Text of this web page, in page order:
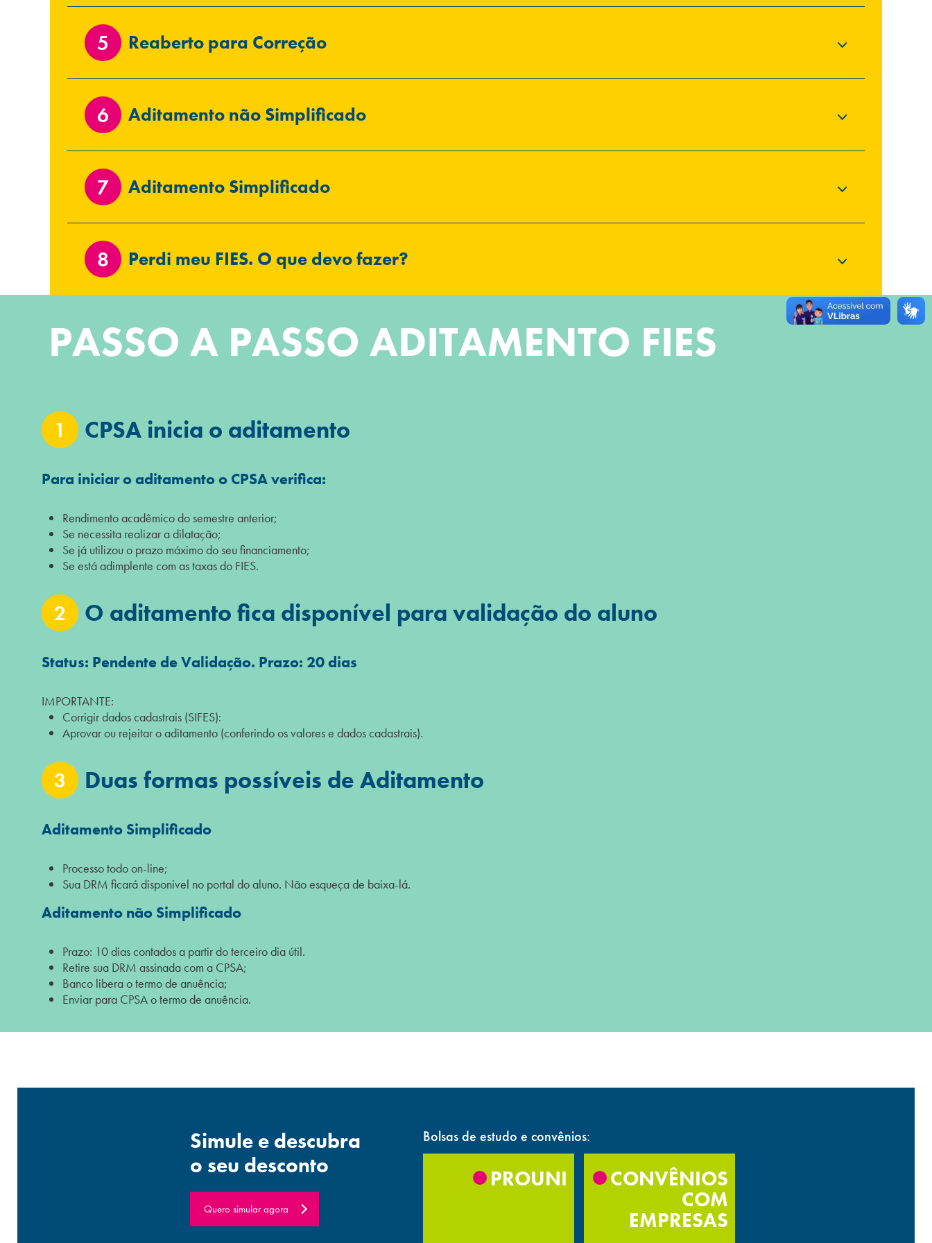
Reaberto para Correção
Aditamento não Simplificado
Aditamento Simplificado
Perdi meu FIES. O que devo fazer?
PASSO A PASSO ADITAMENTO FIES
1 CPSA inicia o aditamento
Para iniciar o aditamento o CPSA verifica:
Rendimento acadêmico do semestre anterior;
Se necessita realizar a dilatação;
Se já utilizou o prazo máximo do seu financiamento;
Se está adimplente com as taxas do FIES.
2 O aditamento fica disponível para validação do aluno
Status: Pendente de Validação. Prazo: 20 dias
IMPORTANTE:
Corrigir dados cadastrais (SIFES):
Aprovar ou rejeitar o aditamento (conferindo os valores e dados cadastrais).
3 Duas formas possíveis de Aditamento
Aditamento Simplificado
Processo todo on-line;
Sua DRM ficará disponivel no portal do aluno. Não esqueça de baixa-lá.
Aditamento não Simplificado
Prazo: 10 dias contados a partir do terceiro dia útil.
Retire sua DRM assinada com a CPSA;
Banco libera o termo de anuência;
Enviar para CPSA o termo de anuência.
Simule e descubra
o seu desconto
Quero simular agora
Bolsas de estudo e convênios:
PROUNI
CONVÊNIOS
COM
EMPRESAS